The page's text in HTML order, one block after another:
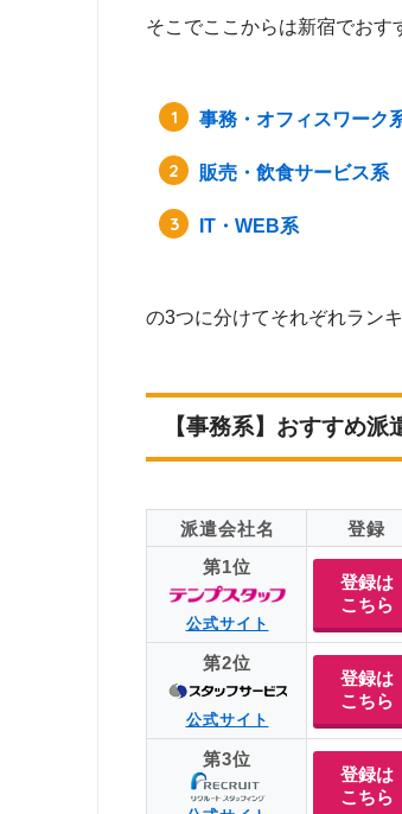
そこでここからは新宿でおす
事務・オフィスワーク
販売・飲食サービス系
IT・WEB系
の3つに分けてそれぞれラン
【事務系】おすすめ
派遣会社名 登録
第1位
公式サイト
登録は
こちら
第2位
公式サイト
登録は
こちら
第3位
登録は
こちら